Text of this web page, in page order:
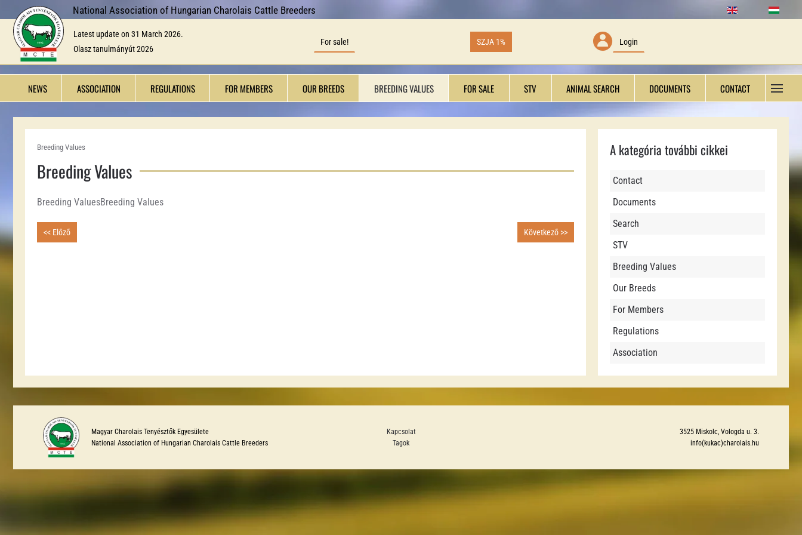
Skip to main content
National Association of Hungarian Charolais Cattle Breeders
Latest update on 31 March 2026.
Olasz tanulmányút 2026
For sale! SZJA 1% Login
NEWS ASSOCIATION REGULATIONS FOR MEMBERS OUR BREEDS BREEDING VALUES FOR SALE STV ANIMAL SEARCH DOCUMENTS CONTACT
Breeding Values
Breeding Values
Breeding ValuesBreeding Values
<< Előző Következő >>
A kategória további cikkei
Contact
Documents
Search
STV
Breeding Values
Our Breeds
For Members
Regulations
Association
Magyar Charolais Tenyésztők Egyesülete
National Association of Hungarian Charolais Cattle Breeders
Kapcsolat
Tagok
3525 Miskolc, Vologda u. 3.
info(kukac)charolais.hu